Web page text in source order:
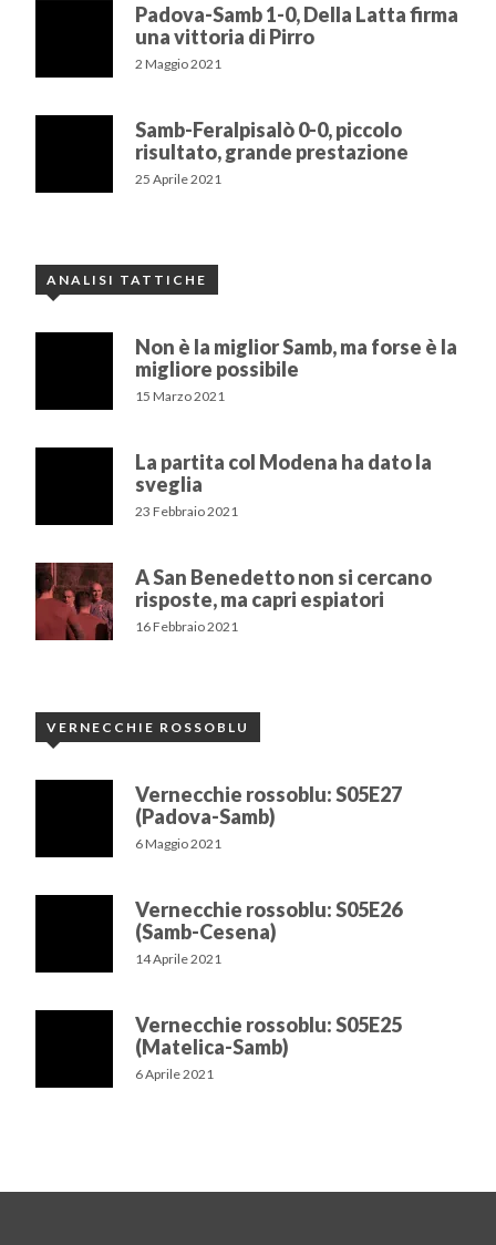
Padova-Samb 1-0, Della Latta firma
una vittoria di Pirro
2 Maggio 2021
Samb-Feralpisalò 0-0, piccolo
risultato, grande prestazione
25 Aprile 2021
ANALISI TATTICHE
Non è la miglior Samb, ma forse è la
migliore possibile
15 Marzo 2021
La partita col Modena ha dato la
sveglia
23 Febbraio 2021
A San Benedetto non si cercano
risposte, ma capri espiatori
16 Febbraio 2021
VERNECCHIE ROSSOBLU
Vernecchie rossoblu: S05E27
(Padova-Samb)
6 Maggio 2021
Vernecchie rossoblu: S05E26
(Samb-Cesena)
14 Aprile 2021
Vernecchie rossoblu: S05E25
(Matelica-Samb)
6 Aprile 2021